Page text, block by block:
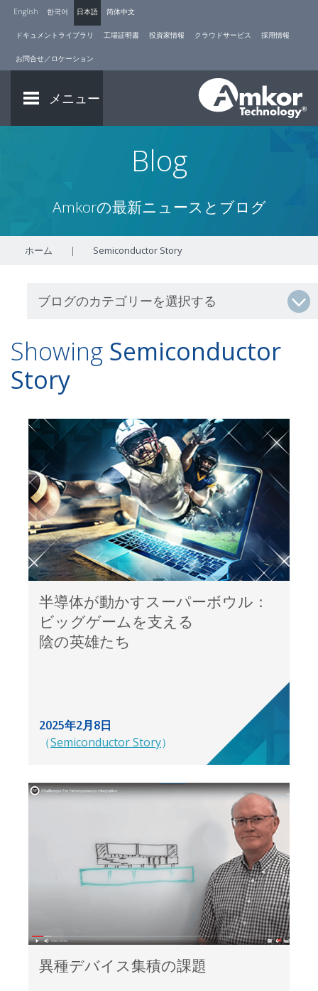
English 한국어 日本語 简体中文
ドキュメントライブラリ 工場証明書 投資家情報 クラウドサービス 採用情報
お問合せ／ロケーション
メニュー
Blog
Amkorの最新ニュースとブログ
ホーム | Semiconductor Story
Showing Semiconductor
Story
半導体が動かすスーパーボウル：
ビッグゲームを支える
陰の英雄たち
2025年2月8日
（Semiconductor Story）
異種デバイス集積の課題